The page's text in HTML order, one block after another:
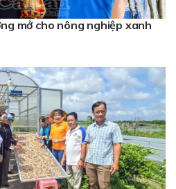
mở cho nông nghiệp xanh